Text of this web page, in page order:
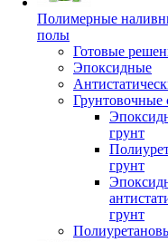
Полимерные
полы
Готовые
Эпоксидные
Грунтовочные
грунт
грунт
грунт